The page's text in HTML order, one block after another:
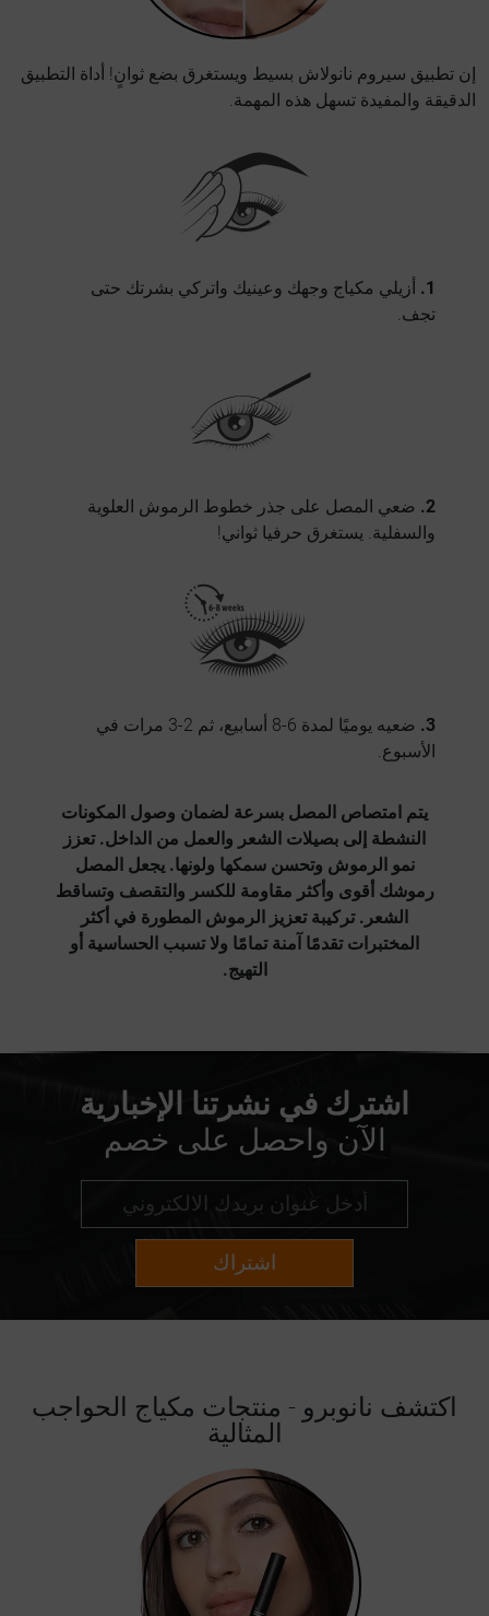
إن تطبيق سيروم نانولاش بسيط ويستغرق بضع ثوانٍ! أداة التطبيق
الدقيقة والمفيدة تسهل هذه المهمة.
1. أزيلي مكياج وجهك وعينيك واتركي بشرتك حتى
تجف.
2. ضعي المصل على جذر خطوط الرموش العلوية
والسفلية. يستغرق حرفيا ثواني!
3.
ضعيه يوميًا لمدة 6-8 أسابيع، ثم 2-3 مرات في
الأسبوع.
يتم امتصاص المصل بسرعة لضمان وصول المكونات
النشطة إلى بصيلات الشعر والعمل من الداخل.تعزز
نمو الرموش وتحسن سمكها ولونها. يجعل المصل
رموشك أقوى وأكثر مقاومة للكسر والتقصف وتساقط
الشعر. تركيبة تعزيز الرموش المطورة في أكثر
المختبرات تقدمًا آمنة تمامًا ولا تسبب الحساسية أو
التهيج.
اشترك في نشرتنا الإخبارية
الآن واحصل على خصم
اشتراك
اكتشف نانوبرو - منتجات مكياج الحواجب
المثالية